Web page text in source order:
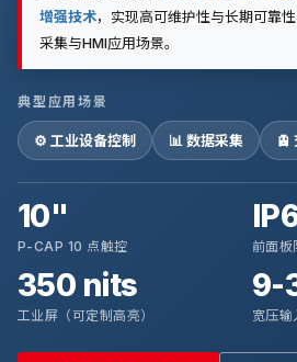
增强技术，实现高可维护性与长期可靠
采集与HMI应用场景。
典型应用场景
⚙️ 工业设备控制 📊 数据采集 🚊
10"
P-CAP 10 点触控 前面板
350 nits
工业屏（可定制高亮）
9-
宽压输